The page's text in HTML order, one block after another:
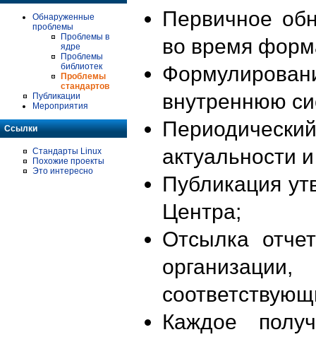
Обнаруженные
проблемы
Проблемы в
ядре
Проблемы
библиотек
Проблемы
стандартов
Публикации
Мероприятия
Ссылки
Стандарты Linux
Похожие проекты
Это интересно
Первичное
во время
внутреннюю
актуальности
Публикация
Центра;
Отсылка
Каждое